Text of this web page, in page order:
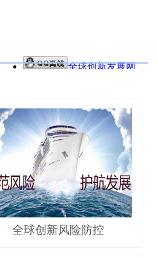
全球创新发展网
全球创新风险防控